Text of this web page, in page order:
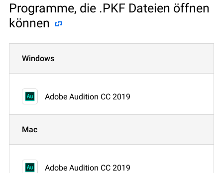
Programme, die .PKF Dateien öffnen
können
Windows
Adobe Audition CC 2019
Mac
Adobe Audition CC 2019